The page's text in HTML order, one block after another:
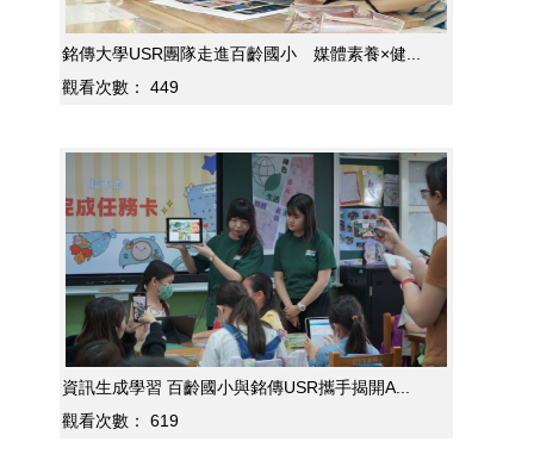
銘傳大學USR團隊走進百齡國小 媒體素養×健...
觀看次數：
449
資訊生成學習 百齡國小與銘傳USR攜手揭開A...
觀看次數：
619